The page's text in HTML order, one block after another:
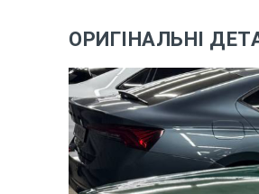
ОРИГІНАЛЬНІ